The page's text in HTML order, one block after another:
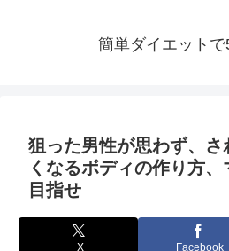
簡単ダイエットで
狙った男性が思わず、さ
くなるボディの作り方
目指せ
X Facebook